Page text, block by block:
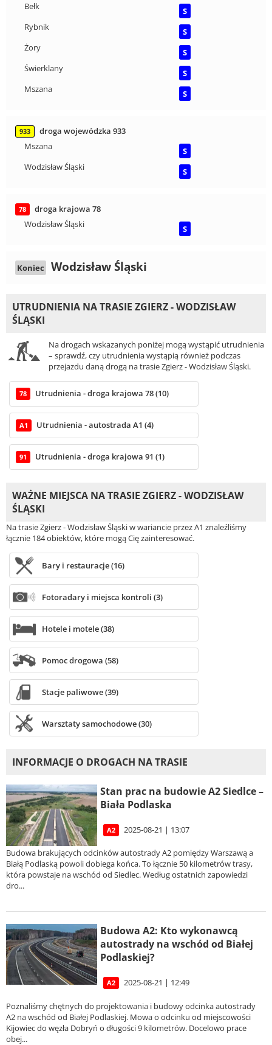
Bełk
S
Rybnik
S
Żory
S
Świerklany
S
Mszana
S
933
droga wojewódzka 933
Mszana
S
Wodzisław Śląski
S
78
droga krajowa 78
Wodzisław Śląski
S
Koniec Wodzisław Śląski
UTRUDNIENIA NA TRASIE ZGIERZ - WODZISŁAW
ŚLĄSKI
Na drogach wskazanych poniżej mogą wystąpić utrudnienia
– sprawdź, czy utrudnienia wystąpią również podczas
przejazdu daną drogą na trasie Zgierz - Wodzisław Śląski.
78 Utrudnienia - droga krajowa 78 (10)
A1 Utrudnienia - autostrada A1 (4)
91 Utrudnienia - droga krajowa 91 (1)
WAŻNE MIEJSCA NA TRASIE ZGIERZ - WODZISŁAW
ŚLĄSKI
Na trasie Zgierz - Wodzisław Śląski w wariancie przez A1 znaleźliśmy
łącznie 184 obiektów, które mogą Cię zainteresować.
Bary i restauracje (16)
Fotoradary i miejsca kontroli (3)
Hotele i motele (38)
Pomoc drogowa (58)
Stacje paliwowe (39)
Warsztaty samochodowe (30)
INFORMACJE O DROGACH NA TRASIE
Stan prac na budowie A2 Siedlce –
Biała Podlaska
A2 2025-08-21 | 13:07
Budowa brakujących odcinków autostrady A2 pomiędzy Warszawą a
Białą Podlaską powoli dobiega końca. To łącznie 50 kilometrów trasy,
która powstaje na wschód od Siedlec. Według ostatnich zapowiedzi
dro...
Budowa A2: Kto wykonawcą
autostrady na wschód od Białej
Podlaskiej?
A2 2025-08-21 | 12:49
Poznaliśmy chętnych do projektowania i budowy odcinka autostrady
A2 na wschód od Białej Podlaskiej. Mowa o odcinku od miejscowości
Kijowiec do węzła Dobryń o długości 9 kilometrów. Docelowo prace
obej...